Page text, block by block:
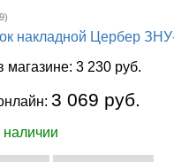
)
магазине:3 230 руб.
3 069 руб.
наличии